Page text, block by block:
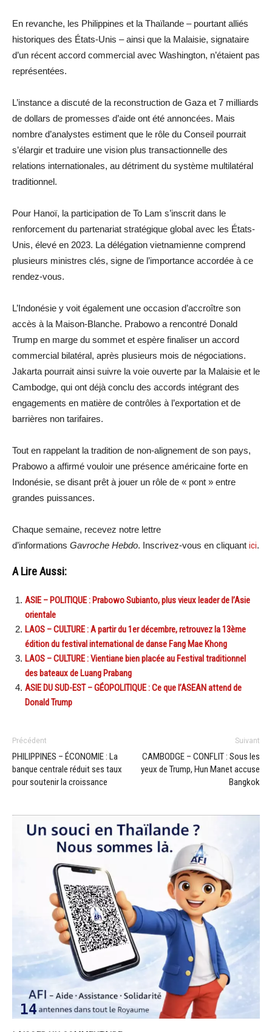
En revanche, les Philippines et la Thaïlande – pourtant alliés
historiques des États-Unis – ainsi que la Malaisie, signataire
d’un récent accord commercial avec Washington, n’étaient pas
représentées.
L’instance a discuté de la reconstruction de Gaza et 7 milliards
de dollars de promesses d’aide ont été annoncées. Mais
nombre d’analystes estiment que le rôle du Conseil pourrait
s’élargir et traduire une vision plus transactionnelle des
relations internationales, au détriment du système multilatéral
traditionnel.
Pour Hanoï, la participation de To Lam s’inscrit dans le
renforcement du partenariat stratégique global avec les États-
Unis, élevé en 2023. La délégation vietnamienne comprend
plusieurs ministres clés, signe de l’importance accordée à ce
rendez-vous.
L’Indonésie y voit également une occasion d’accroître son
accès à la Maison-Blanche. Prabowo a rencontré Donald
Trump en marge du sommet et espère finaliser un accord
commercial bilatéral, après plusieurs mois de négociations.
Jakarta pourrait ainsi suivre la voie ouverte par la Malaisie et le
Cambodge, qui ont déjà conclu des accords intégrant des
engagements en matière de contrôles à l’exportation et de
barrières non tarifaires.
Tout en rappelant la tradition de non-alignement de son pays,
Prabowo a affirmé vouloir une présence américaine forte en
Indonésie, se disant prêt à jouer un rôle de « pont » entre
grandes puissances.
Chaque semaine, recevez notre lettre
d’informations Gavroche Hebdo. Inscrivez-vous en cliquant ici.
A Lire Aussi:
ASIE – POLITIQUE : Prabowo Subianto, plus vieux leader de l’Asie
orientale
LAOS – CULTURE : A partir du 1er décembre, retrouvez la 13ème
édition du festival international de danse Fang Mae Khong
LAOS – CULTURE : Vientiane bien placée au Festival traditionnel
des bateaux de Luang Prabang
ASIE DU SUD-EST – GÉOPOLITIQUE : Ce que l’ASEAN attend de
Donald Trump
Précédent
PHILIPPINES – ÉCONOMIE : La
banque centrale réduit ses taux
pour soutenir la croissance
Suivant
CAMBODGE – CONFLIT : Sous les
yeux de Trump, Hun Manet accuse
Bangkok